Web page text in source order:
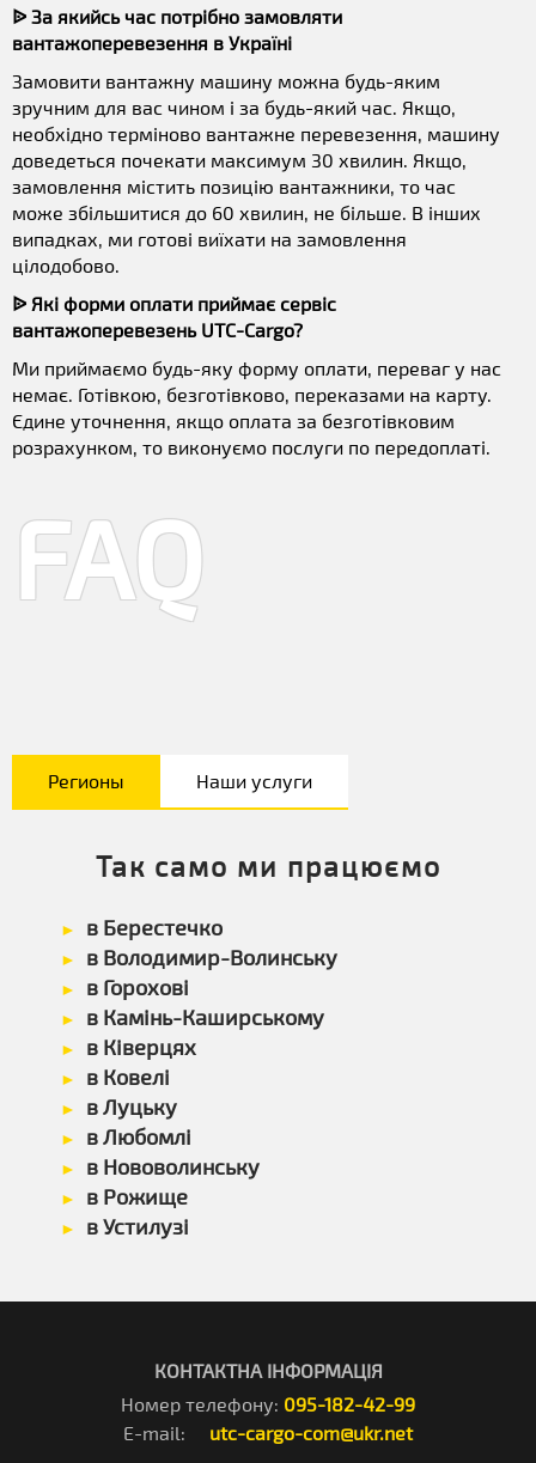
ᐉ За якийсь час потрібно замовляти
вантажоперевезення в Україні
Замовити вантажну машину можна будь-яким
зручним для вас чином і за будь-який час. Якщо,
необхідно терміново вантажне перевезення, машину
доведеться почекати максимум 30 хвилин. Якщо,
замовлення містить позицію вантажники, то час
може збільшитися до 60 хвилин, не більше. В інших
випадках, ми готові виїхати на замовлення
цілодобово.
ᐉ Які форми оплати приймає сервіс
вантажоперевезень UTC-Cargo?
Ми приймаємо будь-яку форму оплати, переваг у нас
немає. Готівкою, безготівково, переказами на карту.
Єдине уточнення, якщо оплата за безготівковим
розрахунком, то виконуємо послуги по передоплаті.
FAQ
Регионы Наши услуги
Так само ми працюємо
в Берестечко
в Володимир-Волинську
в Горохові
в Камінь-Каширському
в Ківерцях
в Ковелі
в Луцьку
в Любомлі
в Нововолинську
в Рожище
в Устилузі
КОНТАКТНА ІНФОРМАЦІЯ
Номер телефону: 095-182-42-99
E-mail: utc-cargo-com@ukr.net